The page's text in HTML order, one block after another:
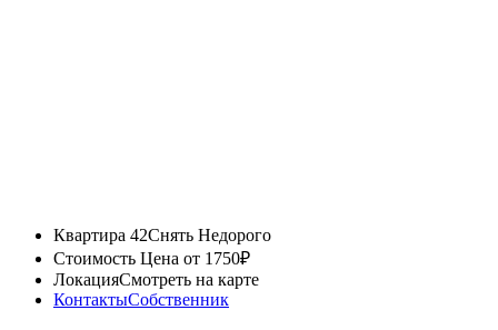
Квартира 42Снять Недорого
Стоимость Цена от 1750₽
ЛокацияСмотреть на карте
КонтактыСобственник